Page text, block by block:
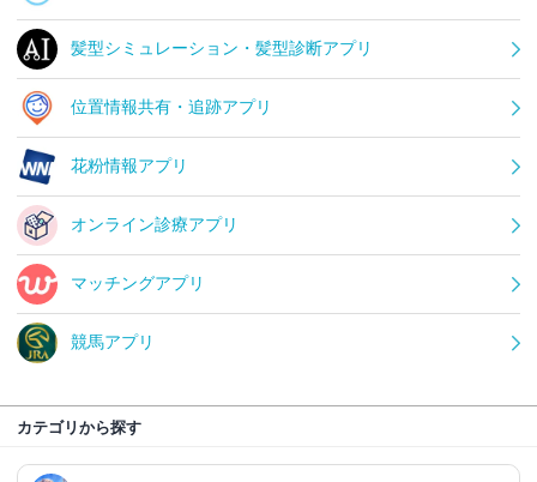
髪型シミュレーション・髪型診断アプリ
位置情報共有・追跡アプリ
花粉情報アプリ
オンライン診療アプリ
マッチングアプリ
競馬アプリ
カテゴリから探す